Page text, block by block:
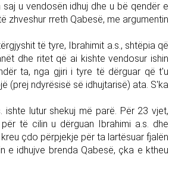
u vendosën idhuj dhe u bë qendër e
zhveshur rreth Qabesë, me argumentin
të tyre, Ibrahimit a.s., shtëpia që
dhe ritet që ai kishte vendosur ishin
ta, nga gjiri i tyre të dërguar që t'u
(prej ndyrësisë së idhujtarisë) ata. S'ka
ishte lutur shekuj më parë. Për 23 vjet,
të cilin u dërguan Ibrahimi a.s. dhe
çdo përpjekje për ta lartësuar fjalën
e idhujve brenda Qabesë, çka e ktheu